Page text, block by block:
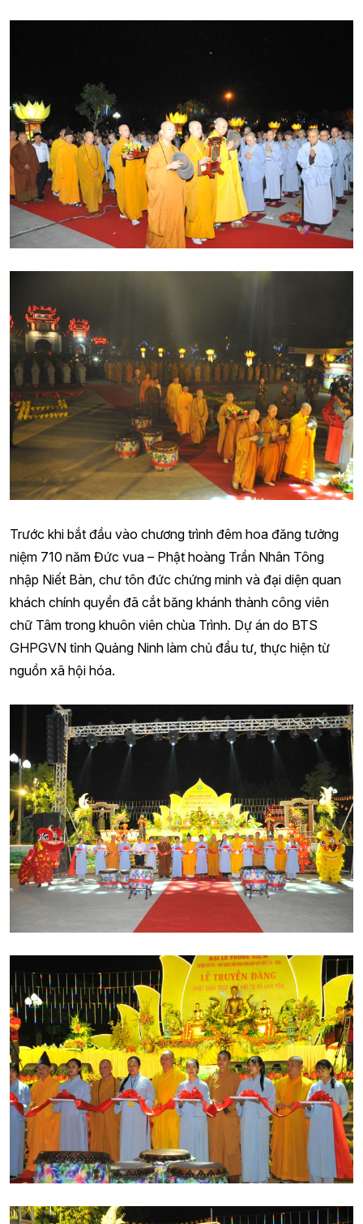
Trước khi bắt đầu vào chương trình đêm hoa đăng tưởng
niệm 710 năm Đức vua – Phật hoàng Trần Nhân Tông
nhập Niết Bàn, chư tôn đức chứng minh và đại diện quan
khách chính quyền đã cắt băng khánh thành công viên
chữ Tâm trong khuôn viên chùa Trình. Dự án do BTS
GHPGVN tỉnh Quảng Ninh làm chủ đầu tư, thực hiện từ
nguồn xã hội hóa.